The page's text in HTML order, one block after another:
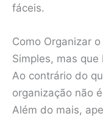
fáceis.
Como Organizar
Simples, mas que
Ao contrário do
organização não
Além do mais,